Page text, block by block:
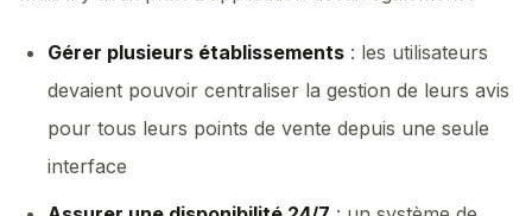
Gérer plusieurs établissements : les utilisateurs
devaient pouvoir centraliser la gestion de leurs avis
pour tous leurs points de vente depuis une seule
interface